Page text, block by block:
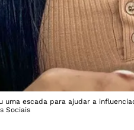
uma escada para ajudar a
Sociais